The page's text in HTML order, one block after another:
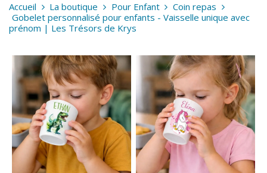
Accueil La boutique Pour Enfant
Coin repas
Gobelet personnalisé pour enfants - Vaisselle unique avec
prénom | Les Trésors de Krys